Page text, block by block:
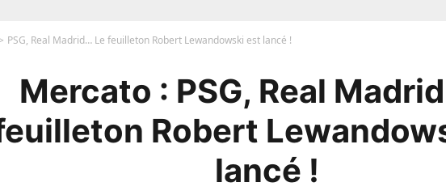
PSG, Real Madrid… Le feuilleton Robert Lewandowski est lancé !
Mercato : PSG, Real
Robert
lancé !